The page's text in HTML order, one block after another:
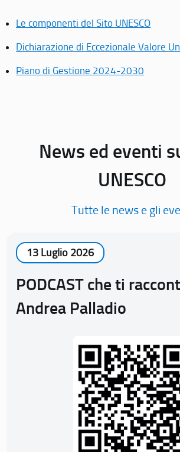
Le componenti del Sito UNESCO
Dichiarazione di Eccezionale Valore
Piano di Gestione 2024-2030
News ed eventi
UNESCO
Tutte le news e gli
13 Luglio 2026
PODCAST che ti
Andrea Palladio